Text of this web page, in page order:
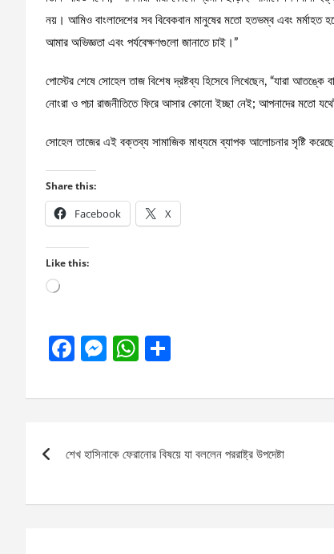
নয়। আমিও বাংলাদেশের সব বিবেকবান মানুষের মতো হতভম্ব এবং
আমার অভিজ্ঞতা এবং পর্যবেক্ষণগুলো জানাতে চাই।”
পোস্টের শেষে সোহেল তাজ বিশেষ দ্রষ্টব্য হিসেবে লিখেছেন, “যারা
নোংরা ও পচা রাজনীতিতে ফিরে আসার কোনো ইচ্ছা নেই; আপনাদের মতো
সোহেল তাজের এই বক্তব্য সামাজিক মাধ্যমে ব্যাপক আলোচনার সৃষ্টি
Share this:
Facebook X
Like this:
Loading…
F
ce
o
k
M
se
g
W
at
A
p
ar
navigation
শেখ হাসিনাকে ফেরানোর বিষয়ে যা বললেন পররাষ্ট্র উপদেষ্টা